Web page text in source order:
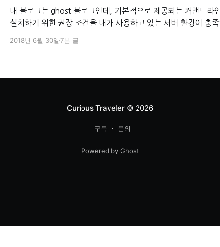
내 블로그는 ghost 블로그인데, 기본적으로 제공되는 커맨드라
설치하기 위한 권장 조건을 내가 사용하고 있는 서버 환경이 충
는 사람들을 위해 그 방법을 소개해본다. ghost 공식 사이트는
2018년 6월 30일 7분 글
Curious Traveler© 2026
구독 문의
Powered by Ghost